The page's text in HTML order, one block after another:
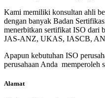
Kami memiliki konsultan ahli
dengan banyak Badan
menerbitkan sertifikat ISO dari
JAS-ANZ, UKAS, IASCB,
Apapun kebutuhan ISO
perusahaan Anda memperoleh
Alamat